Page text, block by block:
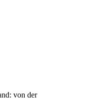
von der